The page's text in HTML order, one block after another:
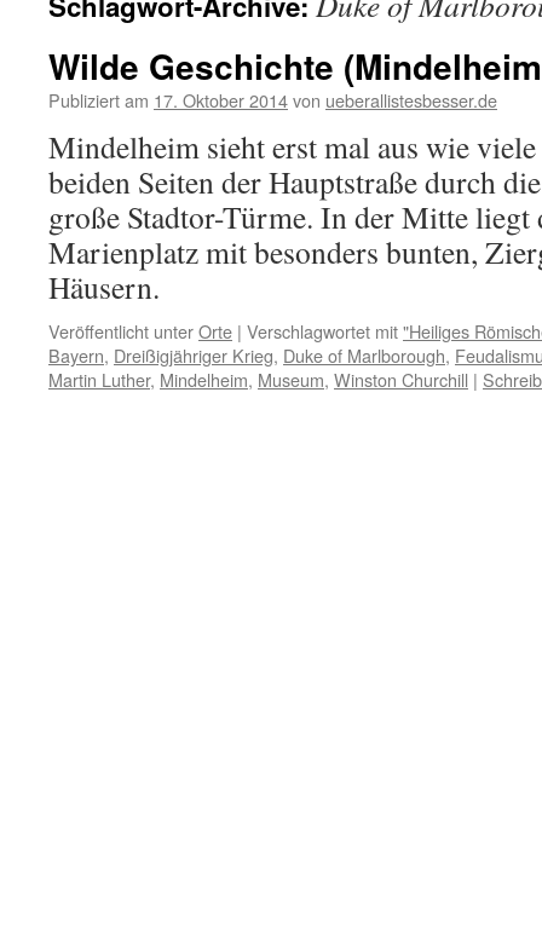
Wilde Geschichte
Publiziert am 17. Oktober 2014von ueberallistesbesser.de
Mindelheim sieht erst mal aus wie
beiden Seiten der Hauptstraße durch
große Stadtor-Türme. In der Mitte
Marienplatz mit besonders bunten,
Häusern.
Veröffentlicht unterOrte | Verschlagwortet mit"Heiliges
Bayern, Dreißigjähriger Krieg, Duke of Marlborough,
Martin Luther, Mindelheim, Museum, Winston Churchill |